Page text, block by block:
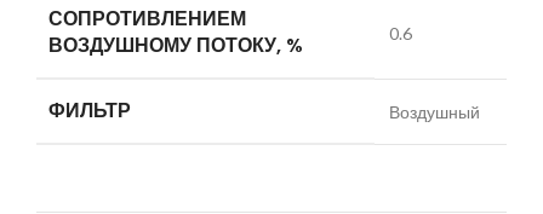
СОПРОТИВЛЕНИЕМ
ВОЗДУШНОМУ ПОТОКУ, %
0.6
ФИЛЬТР Воздушный